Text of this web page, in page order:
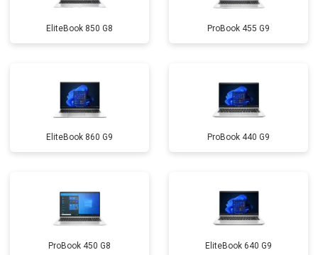
Замена микрофона от 2600 ₽ Заказать
Замена оперативной памяти от 1100 ₽ Заказать
Замена северного моста от 3500 ₽
Ремонт петель от 3990 ₽ Заказать
EliteBook 850 G8 ProBook 455 G9
EliteBook 860 G9 ProBook 440 G9
ProBook 450 G8 EliteBook 640 G9